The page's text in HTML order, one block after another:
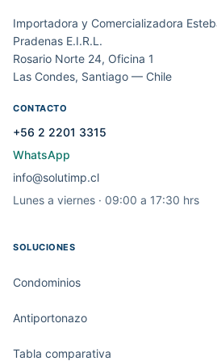
Importadora y Comercializadora
Pradenas E.I.R.L.
Rosario Norte 24, Oficina 1
Las Condes, Santiago — Chile
CONTACTO
+56 2 2201 3315
WhatsApp
info@solutimp.cl
Lunes a viernes · 09:00 a 17:30 hrs
SOLUCIONES
Condominios
Antiportonazo
Tabla comparativa